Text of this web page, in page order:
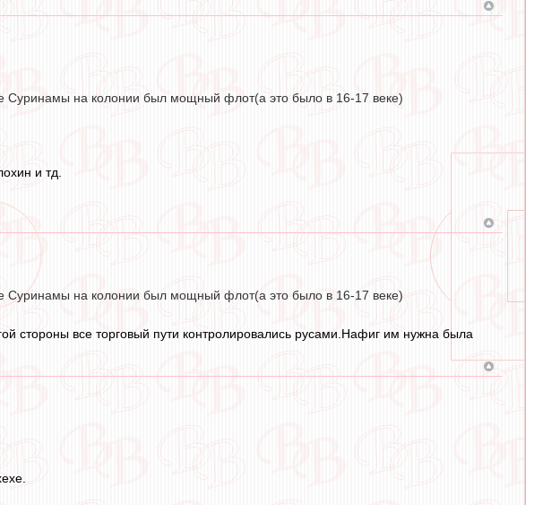
Суринамы на колонии был мощный флот(а это было в 16-17 веке)
и тд.
Суринамы на колонии был мощный флот(а это было в 16-17 веке)
стороны все торговый пути контролировались русами.Нафиг им нужна была